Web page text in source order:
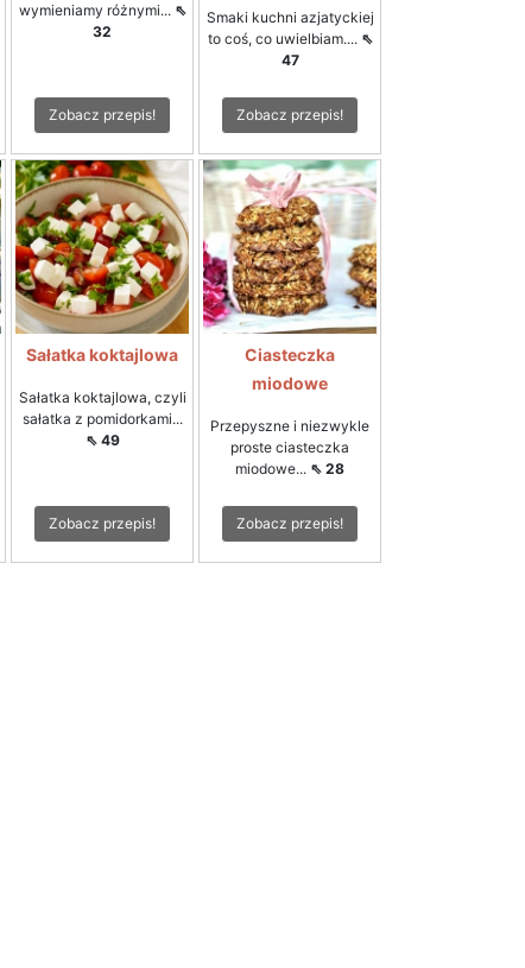
wymieniamy różnymi... ⇖
32
Zobacz przepis!
Smaki kuchni azjatyckiej
to coś, co uwielbiam.... ⇖
47
Zobacz przepis!
Sałatka koktajlowa
Sałatka koktajlowa, czyli
sałatka z pomidorkami...
⇖ 49
Zobacz przepis!
Ciasteczka
miodowe
Przepyszne i niezwykle
proste ciasteczka
miodowe... ⇖ 28
Zobacz przepis!